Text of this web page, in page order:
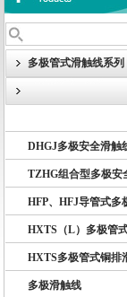
扬州市天翔电气有限公司
多极管式滑触线系列
DHG多极滑触线
DHGJ多极安全滑触
TZHG组合型多极安
HFP、HFJ导管式多
HXTS（L）多极管
HXTS多极管式铜排
多极滑触线